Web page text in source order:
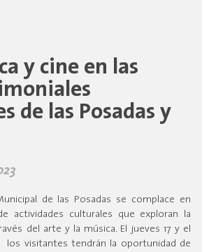
y cine en las
de las Posadas y
de las Posadas se complace en
actividades culturales que exploran la
del arte y la música. El jueves 17 y el
visitantes tendrán la oportunidad de